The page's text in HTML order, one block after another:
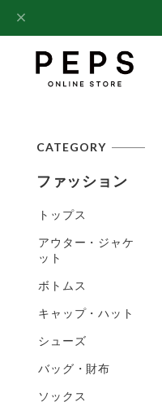
CATEGORY
ファッション
トップス
アウター・ジャケ
ット
ボトムス
キャップ・ハット
シューズ
バッグ・財布
ソックス